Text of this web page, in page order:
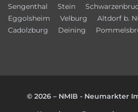
Sengenthal
Stein
Eggolsheim
Velburg
Altdorf b.
Cadolzburg
Deining
© 2026 – NMIB - Neumarkter